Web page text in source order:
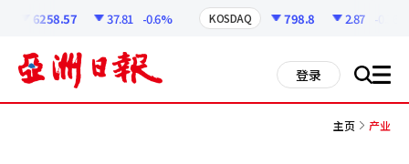
6258.57 37.81 -0.6% KOSDAQ 798.8 2.87 -0.36%
登录 搜 all
主页 产业